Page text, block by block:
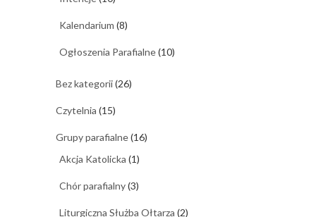
Kalendarium (8)
Ogłoszenia Parafialne(10)
Bez kategorii(26)
Czytelnia (15)
Grupy parafialne(16)
Akcja Katolicka (1)
Chór parafialny(3)
Liturgiczna Służba Ołtarza (2)